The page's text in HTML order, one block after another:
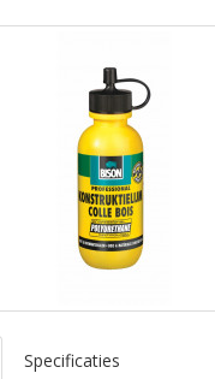
Specificaties